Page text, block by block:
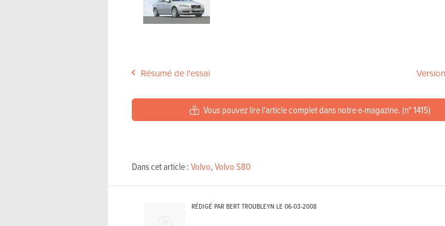
Résumé de l'essai
Vous pouvez lire l'article complet dans notre e-magazine. (n° 1415)
Dans cet article :Volvo,Volvo S80
RÉDIGÉ PAR BERT TROUBLEYN LE 06-03-2008